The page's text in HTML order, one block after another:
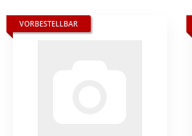
VORBESTELLBAR